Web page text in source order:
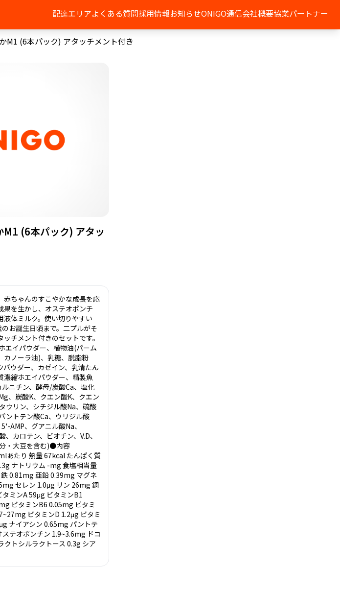
配達エリアよくある質問採用情報お知らせONIGO通信会社概要協業パートナー
M1 (6本パック) アタッチメント付き
(6本パック) アタッ
赤ちゃんのすこやかな成長を応
果を生かし、オステオポンチ
液体ミルク。使い切りやすい
お誕生日頃まで。二プルがそ
チメント付きのセットです。
イパウダー、植物油(パーム
カノーラ油)、乳糖、脱脂粉
ウダー、カゼイン、乳清たん
濃縮ホエイパウダー、精製魚
ニチン、酵母/炭酸Ca、塩化
、炭酸K、クエン酸K、クエン
ウリン、シチジル酸Na、硫酸
ントテン酸Ca、ウリジル酸
AMP、グアニル酸Na、
カロテン、ビオチン、V.D、
・大豆を含む)●内容
あたり 熱量 67kcal たんぱく質
ナトリウム -mg 食塩相当量
0.81mg 亜鉛 0.39mg マグネ
セレン 1.0μg リン 26mg 銅
ミンA 59μg ビタミンB1
ビタミンB6 0.05mg ビタミ
ビタミンD 1.2μg ビタミ
ナイアシン 0.65mg パントテ
テオポンチン 1.9~3.6mg ドコ
クトシルラクトース 0.3g シア